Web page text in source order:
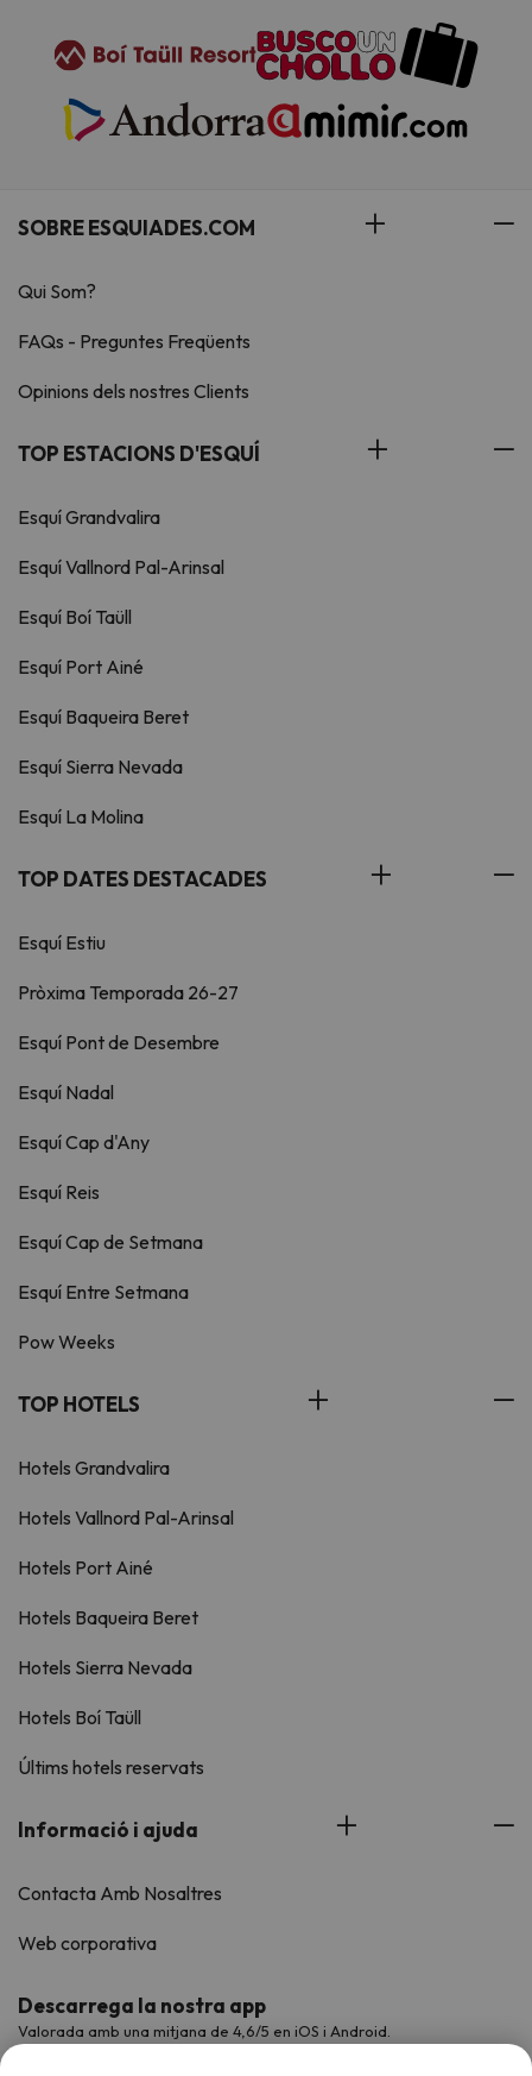
SOBRE ESQUIADES.COM
Qui Som?
FAQs - Preguntes Freqüents
Opinions dels nostres Clients
TOP ESTACIONS D'ESQUÍ
Esquí Grandvalira
Esquí Vallnord Pal-Arinsal
Esquí Boí Taüll
Esquí Port Ainé
Esquí Baqueira Beret
Esquí Sierra Nevada
Esquí La Molina
TOP DATES DESTACADES
Esquí Estiu
Pròxima Temporada 26-27
Esquí Pont de Desembre
Esquí Nadal
Esquí Cap d'Any
Esquí Reis
Esquí Cap de Setmana
Esquí Entre Setmana
Pow Weeks
TOP HOTELS
Hotels Grandvalira
Hotels Vallnord Pal-Arinsal
Hotels Port Ainé
Hotels Baqueira Beret
Hotels Sierra Nevada
Hotels Boí Taüll
Últims hotels reservats
Informació i ajuda
Contacta Amb Nosaltres
Web corporativa
Descarrega la nostra app
Valorada amb una mitjana de 4,6/5 en iOS i Android.